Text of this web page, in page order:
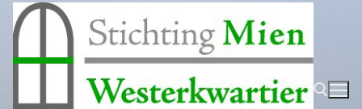
naar
inhoud